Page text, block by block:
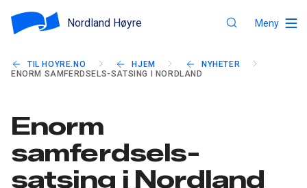
Nordland Høyre Meny
TIL HOYRE.NO HJEM
NYHETER
ENORM SAMFERDSELS-SATSING I NORDLAND
Enorm
samferdsels-
satsing i Nordland